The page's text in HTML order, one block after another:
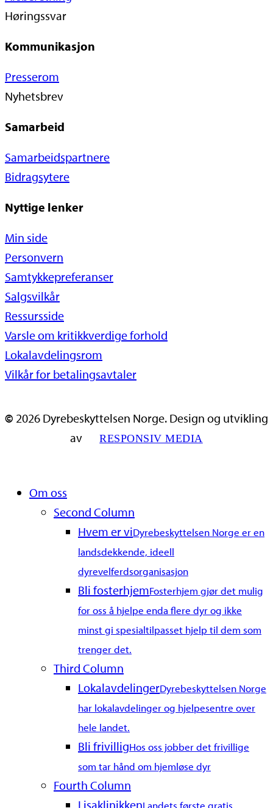
Høringssvar
Kommunikasjon
Presserom
Nyhetsbrev
Samarbeid
Samarbeidspartnere
Bidragsytere
Nyttige lenker
Min side
Personvern
Samtykkepreferanser
Salgsvilkår
Ressursside
Varsle om kritikkverdige forhold
Lokalavdelingsrom
Vilkår for betalingsavtaler
© 2026 Dyrebeskyttelsen Norge. Design og utvikling
av
RESPONSIV MEDIA
MenuOm oss
Second Column
Hvem er viDyrebeskyttelsen Norge er en
landsdekkende, ideell
dyrevelferdsorganisasjon
Bli fosterhjemFosterhjem gjør det mulig
for oss å hjelpe enda flere dyr og ikke
minst gi spesialtilpasset hjelp til dem som
trenger det.
Third Column
LokalavdelingerDyrebeskyttelsen Norge
har lokalavdelinger og hjelpesentre over
hele landet.
Bli frivilligHos oss jobber det frivillige
som tar hånd om hjemløse dyr
Fourth Column
LisaklinikkenLandets første gratis